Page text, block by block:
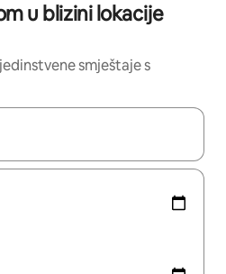
u blizini lokacije
smještaje s
moći ćete ih pregledati